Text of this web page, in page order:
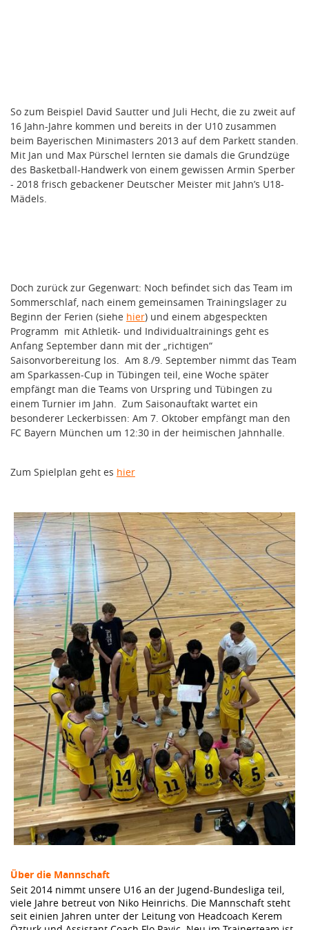
So zum Beispiel David Sautter und Juli Hecht, die zu zweit auf
16 Jahn-Jahre kommen und bereits in der U10 zusammen
beim Bayerischen Minimasters 2013 auf dem Parkett standen.
Mit Jan und Max Pürschel lernten sie damals die Grundzüge
des Basketball-Handwerk von einem gewissen Armin Sperber
- 2018 frisch gebackener Deutscher Meister mit Jahn’s U18-
Mädels.
Doch zurück zur Gegenwart: Noch befindet sich das Team im
Sommerschlaf, nach einem gemeinsamen Trainingslager zu
Beginn der Ferien (siehe hier) und einem abgespeckten
Programm mit Athletik- und Individualtrainings geht es
Anfang September dann mit der „richtigen“
Saisonvorbereitung los. Am 8./9. September nimmt das Team
am Sparkassen-Cup in Tübingen teil, eine Woche später
empfängt man die Teams von Urspring und Tübingen zu
einem Turnier im Jahn. Zum Saisonauftakt wartet ein
besonderer Leckerbissen: Am 7. Oktober empfängt man den
FC Bayern München um 12:30 in der heimischen Jahnhalle.
Zum Spielplan geht es hier
Über die Mannschaft
Seit 2014 nimmt unsere U16 an der Jugend-Bundesliga teil,
viele Jahre betreut von Niko Heinrichs. Die Mannschaft steht
seit einien Jahren unter der Leitung von Headcoach Kerem